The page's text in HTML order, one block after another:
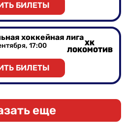
БИЛЕТЫ
хоккейная лига
17:00
ХК
ЛОКОМОТИВ
БИЛЕТЫ
еще